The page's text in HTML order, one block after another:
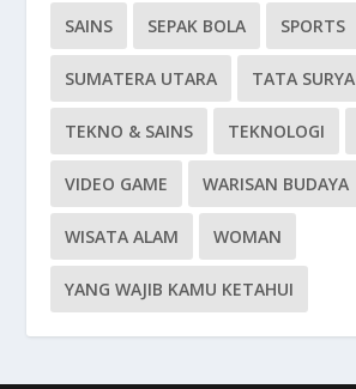
SAINS SEPAK BOLA SPORTS
SUMATERA UTARA TATA SURYA
TEKNO & SAINS TEKNOLOGI
VIDEO GAME WARISAN BUDAYA
WISATA ALAM WOMAN
YANG WAJIB KAMU KETAHUI